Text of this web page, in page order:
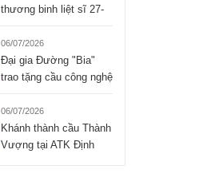
thương binh liệt sĩ 27-
TNHH Hòa Bình
06/07/2026
Đại gia Đường "Bia"
trao tặng cầu công nghệ
- Thái Nguyên
06/07/2026
Khánh thành cầu Thành
Vượng tại ATK Định